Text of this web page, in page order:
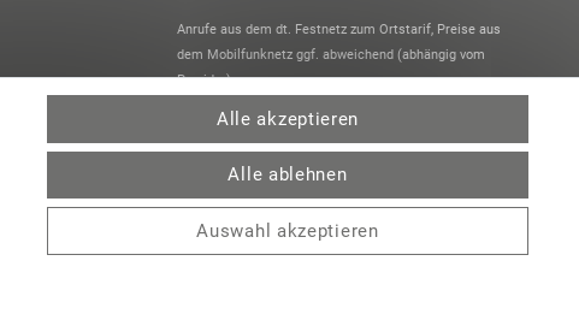
Anrufe aus dem dt. Festnetz zum Ortstarif, Preise aus
dem Mobilfunknetz ggf. abweichend (abhängig vom
Provider).
Alle akzeptieren
Alle ablehnen
Auswahl akzeptieren